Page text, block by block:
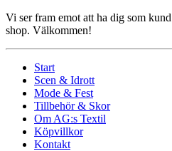
Vi ser fram emot att ha dig som
shop. Välkommen!
Start
Scen & Idrott
Mode & Fest
Tillbehör & Skor
Om AG:s Textil
Köpvillkor
Kontakt